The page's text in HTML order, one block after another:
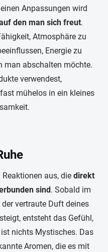
Anpassungen wird
den man sich freut.
Atmosphäre zu
Energie zu
man abschalten möchte.
verwendest,
mühelos in ein kleines
aus, die direkt
sind. Sobald im
vertraute Duft deines
entsteht das Gefühl,
nichts Mystisches. Das
Aromen, die es mit